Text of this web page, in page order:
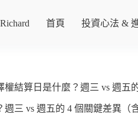
首頁 投資心法 &
權結算日是什麼？週三 vs 週五
三 vs 週五的 4 個關鍵差異（